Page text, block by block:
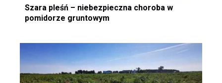
Szara pleśń – niebezpieczna choroba w
pomidorze gruntowym